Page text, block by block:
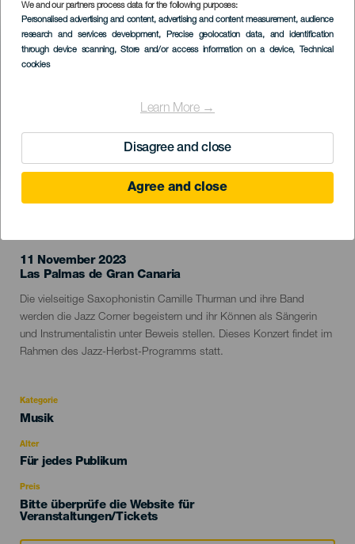
We and our partners process data for the following purposes:
Personalised advertising and content, advertising and content measurement, audience
research and services development, Precise geolocation data, and identification
through device scanning, Store and/or access information on a device, Technical
cookies
Learn More →
Disagree and close
Agree and close
Imagen
Listado
11 November 2023
Localidad
Las Palmas de Gran Canaria
Descripción
del
evento
Die vielseitige Saxophonistin Camille Thurman und ihre Band
werden die Jazz Corner begeistern und ihr Können als Sängerin
und Instrumentalistin unter Beweis stellen. Dieses Konzert findet im
Rahmen des Jazz-Herbst-Programms statt.
Kategorie
Categoría
evento
Musik
Alter
Edad
Für jedes Publikum
Preis
Bitte überprüfe die Website für
Veranstaltungen/Tickets